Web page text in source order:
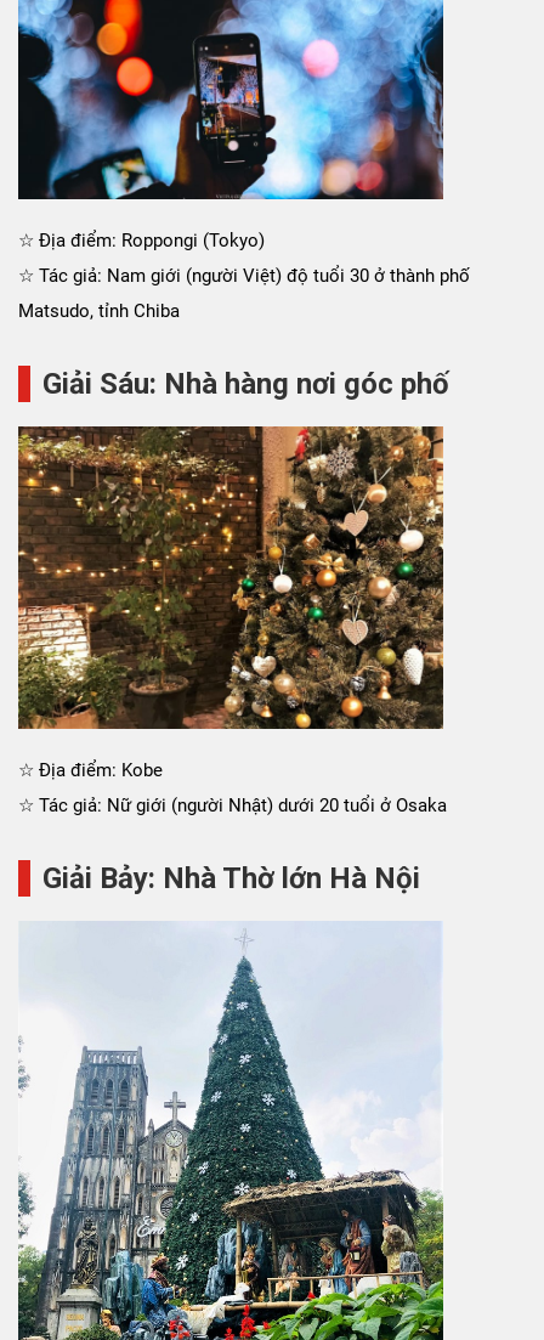
☆ Địa điểm: Roppongi (Tokyo)
☆ Tác giả: Nam giới (người Việt) độ tuổi 30 ở thành phố
Matsudo, tỉnh Chiba
Giải Sáu: Nhà hàng nơi góc phố
☆ Địa điểm: Kobe
☆ Tác giả: Nữ giới (người Nhật) dưới 20 tuổi ở Osaka
Giải Bảy: Nhà Thờ lớn Hà Nội